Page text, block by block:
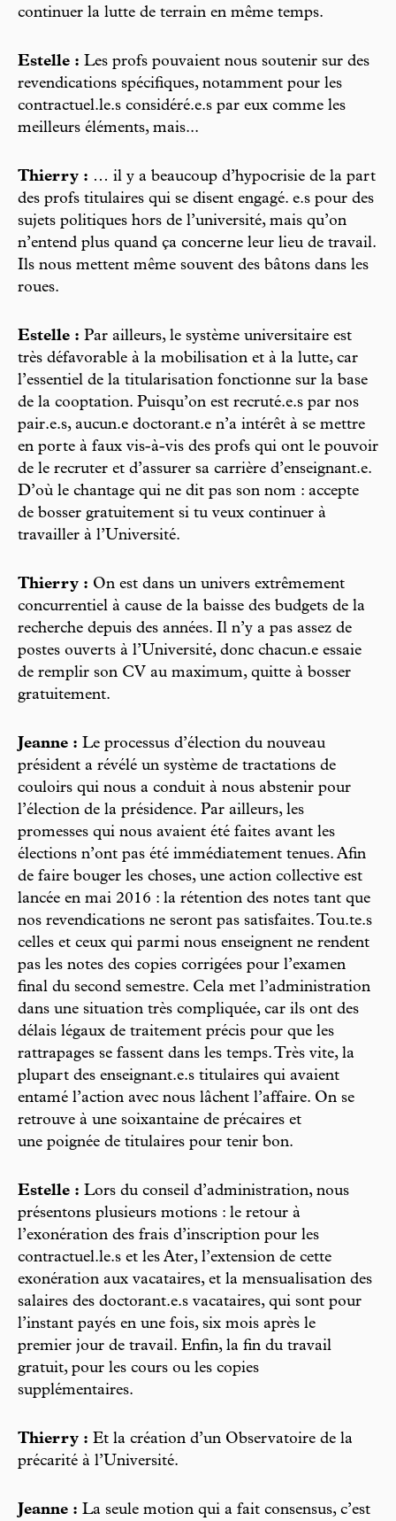
continuer la lutte de terrain en même temps.
Estelle : Les profs pouvaient nous soutenir sur des
revendications spécifiques, notamment pour les
contractuel.le.s considéré.e.s par eux comme les
meilleurs éléments, mais...
Thierry : … il y a beaucoup d’hypocrisie de la part
des profs titulaires qui se disent engagé. e.s pour des
sujets politiques hors de l’université, mais qu’on
n’entend plus quand ça concerne leur lieu de travail.
Ils nous mettent même souvent des bâtons dans les
roues.
Estelle : Par ailleurs, le système universitaire est
très défavorable à la mobilisation et à la lutte, car
l’essentiel de la titularisation fonctionne sur la base
de la cooptation. Puisqu’on est recruté.e.s par nos
pair.e.s, aucun.e doctorant.e n’a intérêt à se mettre
en porte à faux vis-à-vis des profs qui ont le pouvoir
de le recruter et d’assurer sa carrière d’enseignant.e.
D’où le chantage qui ne dit pas son nom : accepte
de bosser gratuitement si tu veux continuer à
travailler à l’Université.
Thierry : On est dans un univers extrêmement
concurrentiel à cause de la baisse des budgets de la
recherche depuis des années. Il n’y a pas assez de
postes ouverts à l’Université, donc chacun.e essaie
de remplir son CV au maximum, quitte à bosser
gratuitement.
Jeanne : Le processus d’élection du nouveau
président a révélé un système de tractations de
couloirs qui nous a conduit à nous abstenir pour
l’élection de la présidence. Par ailleurs, les
promesses qui nous avaient été faites avant les
élections n’ont pas été immédiatement tenues. Afin
de faire bouger les choses, une action collective est
lancée en mai 2016 : la rétention des notes tant que
nos revendications ne seront pas satisfaites. Tou.te.s
celles et ceux qui parmi nous enseignent ne rendent
pas les notes des copies corrigées pour l’examen
final du second semestre. Cela met l’administration
dans une situation très compliquée, car ils ont des
délais légaux de traitement précis pour que les
rattrapages se fassent dans les temps. Très vite, la
plupart des enseignant.e.s titulaires qui avaient
entamé l’action avec nous lâchent l’affaire. On se
retrouve à une soixantaine de précaires et
une poignée de titulaires pour tenir bon.
Estelle : Lors du conseil d’administration, nous
présentons plusieurs motions : le retour à
l’exonération des frais d’inscription pour les
contractuel.le.s et les Ater, l’extension de cette
exonération aux vacataires, et la mensualisation des
salaires des doctorant.e.s vacataires, qui sont pour
l’instant payés en une fois, six mois après le
premier jour de travail. Enfin, la fin du travail
gratuit, pour les cours ou les copies
supplémentaires.
Thierry : Et la création d’un Observatoire de la
précarité à l’Université.
Jeanne : La seule motion qui a fait consensus, c’est